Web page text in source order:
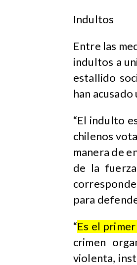
Indultos
Entre las
indultos a
estallido
han
“El indulto
chilenos
manera de
de la
para
“Es el
crimen
violenta,